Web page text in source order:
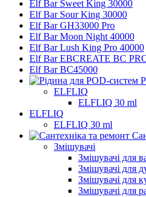
Elf Bar Sweet King 30000
Elf Bar Sour King 30000
Elf Bar GH33000 Pro
Elf Bar Moon Night 40000
Elf Bar Lush King Pro 40000
Elf Bar EBCREATE BC
Elf Bar BC45000
ELFLIQ
ELFLIQ 30 ml
ELFLIQ
ELFLIQ 30 ml
Змішувачі
Змішувачі для
Змішувачі для
Змішувачі для
Змішувачі для